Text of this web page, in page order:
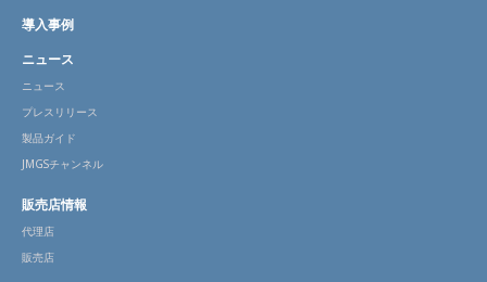
導入事例
ニュース
ニュース
プレスリリース
製品ガイド
JMGSチャンネル
販売店情報
代理店
販売店